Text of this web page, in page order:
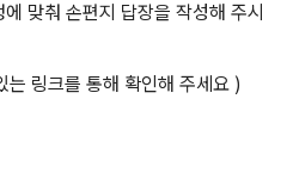
맞춰 손편지 답장을 작성해 주시
는 링크를 통해 확인해 주세요 )